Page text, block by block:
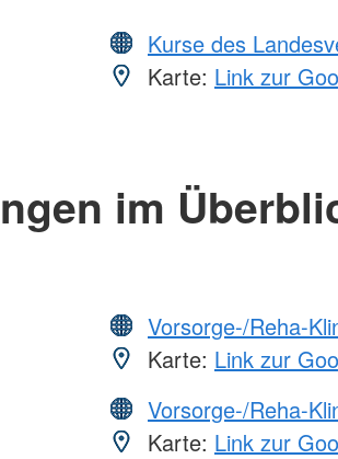
Kurse des
Karte: Link zur
im
Vorsorge-/Reha-
Karte: Link zur
Vorsorge-/Reha-
Karte: Link zur